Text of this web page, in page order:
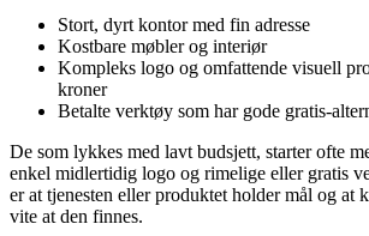
Stort, dyrt kontor med fin adresse
Kostbare møbler og interiør
Kompleks logo og omfattende visuell
kroner
Betalte verktøy som har gode gratis-
De som lykkes med lavt budsjett, starter ofte
enkel midlertidig logo og rimelige eller gratis
er at tjenesten eller produktet holder mål og at
vite at den finnes.